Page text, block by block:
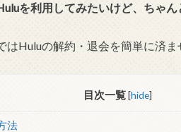
を利用してみたいけど、ちゃん
はHuluの解約・退会を簡単に済ま
目次一覧 [hide]
法